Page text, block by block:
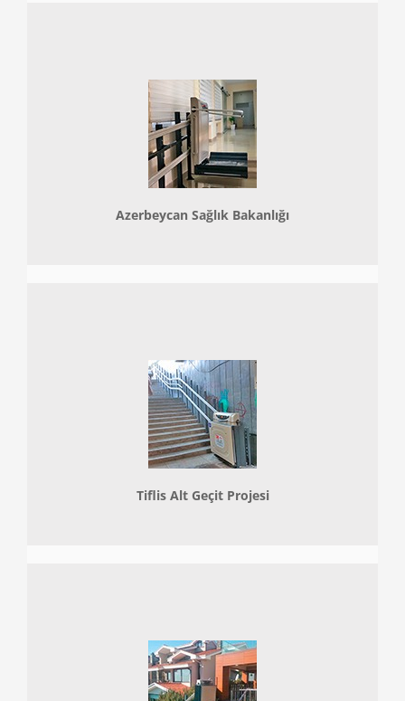
Azerbeycan Sağlık Bakanlığı
Tiflis Alt Geçit Projesi